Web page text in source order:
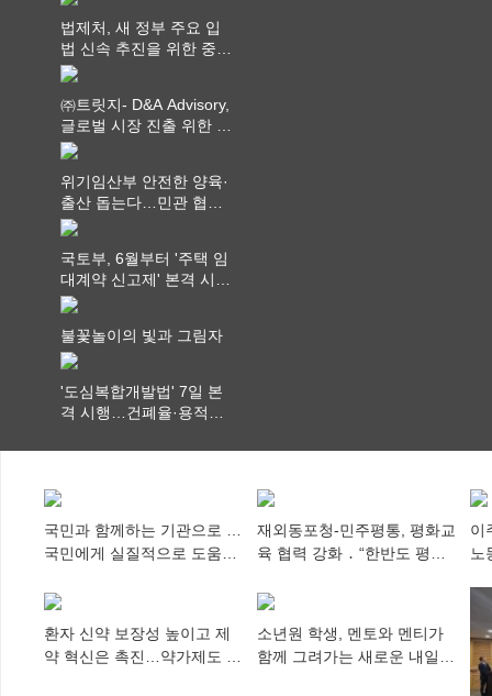
법제처, 새 정부 주요 입
법 신속 추진을 위한 중앙
부처 법무담당관 회의 개
㈜트릿지- D&A Advisory,
글로벌 시장 진출 위한 전
략적 업무협약 체결
위기임산부 안전한 양육·
출산 돕는다…민관 협력
체계 구축
국토부, 6월부터 '주택 임
대계약 신고제' 본격 시
행…실거래가 투명화 기
불꽃놀이의 빛과 그림자
'도심복합개발법' 7일 본
격 시행…건폐율·용적률
국민과 함께하는 기관으로 …
국민에게 실질적으로 도움이
재외동포청-민주평통, 평화교
육 협력 강화 ․ “한반도 평화,
다”
이
노
환자 신약 보장성 높이고 제
약 혁신은 촉진…약가제도 개
소년원 학생, 멘토와 멘티가
함께 그려가는 새로운 내일